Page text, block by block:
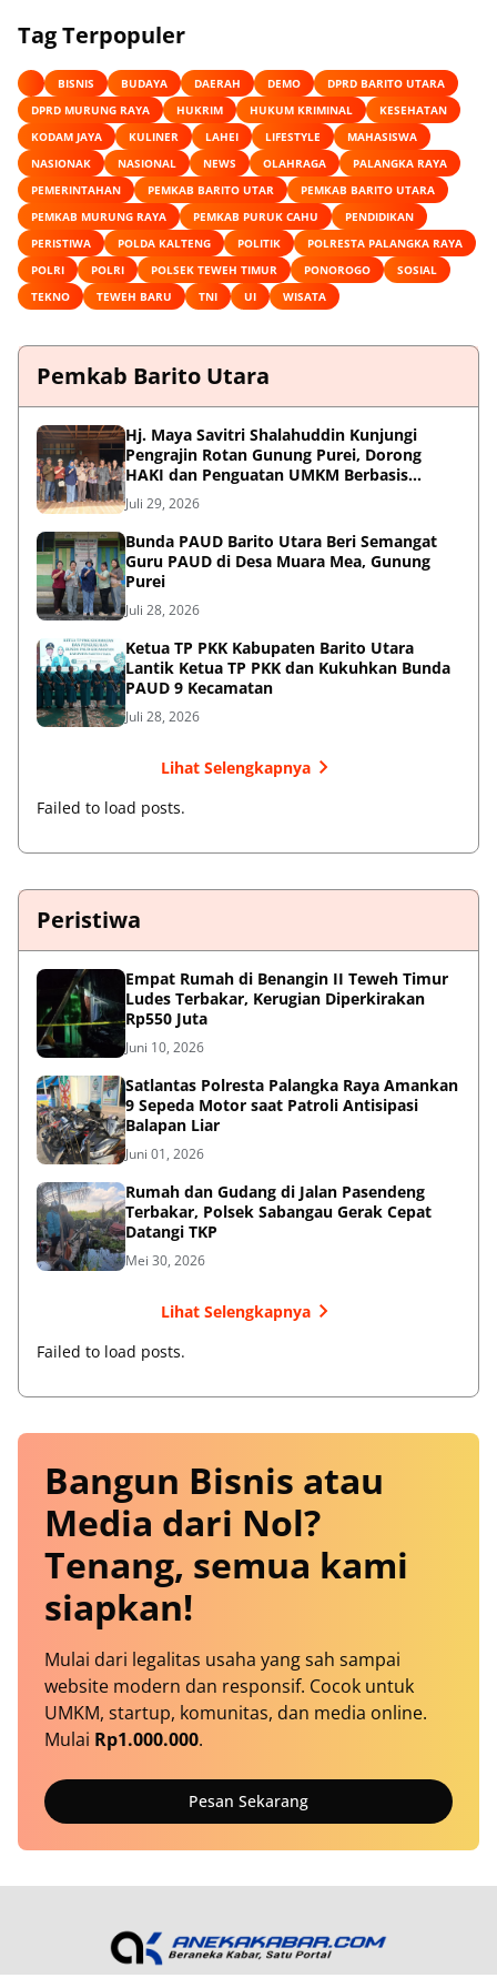
Tag Terpopuler
BISNIS BUDAYA DAERAH DEMO
DPRD BARITO UTARA
DPRD MURUNG RAYA
HUKRIM HUKUM KRIMINAL
KESEHATAN
KODAM JAYA
KULINER LAHEI LIFESTYLE
MAHASISWA
NASIONAK
NASIONAL NEWS OLAHRAGA
PALANGKA RAYA
PEMERINTAHAN
PEMKAB BARITO UTAR
PEMKAB BARITO UTARA
PEMKAB MURUNG RAYA
PEMKAB PURUK CAHU
PENDIDIKAN
PERISTIWA
POLDA KALTENG POLITIK
POLRESTA PALANGKA RAYA
POLRI
POLRI POLSEK TEWEH TIMUR PONOROGO
SOSIAL
TEKNO
TEWEH BARU TNI UI WISATA
Pemkab Barito Utara
Hj. Maya Savitri Shalahuddin Kunjungi
Pengrajin Rotan Gunung Purei, Dorong
HAKI dan Penguatan UMKM Berbasis
Kearifan Lokal
Juli 29, 2026
Bunda PAUD Barito Utara Beri Semangat
Guru PAUD di Desa Muara Mea, Gunung
Purei
Juli 28, 2026
Ketua TP PKK Kabupaten Barito Utara
Lantik Ketua TP PKK dan Kukuhkan Bunda
PAUD 9 Kecamatan
Juli 28, 2026
Lihat Selengkapnya
Failed to load posts.
Peristiwa
Empat Rumah di Benangin II Teweh Timur
Ludes Terbakar, Kerugian Diperkirakan
Rp550 Juta
Juni 10, 2026
Satlantas Polresta Palangka Raya Amankan
9 Sepeda Motor saat Patroli Antisipasi
Balapan Liar
Juni 01, 2026
Rumah dan Gudang di Jalan Pasendeng
Terbakar, Polsek Sabangau Gerak Cepat
Datangi TKP
Mei 30, 2026
Lihat Selengkapnya
Failed to load posts.
Bangun Bisnis atau
Media dari Nol?
Tenang, semua kami
siapkan!
Mulai dari legalitas usaha yang sah sampai
website modern dan responsif. Cocok untuk
UMKM, startup, komunitas, dan media online.
Mulai Rp1.000.000.
Pesan Sekarang